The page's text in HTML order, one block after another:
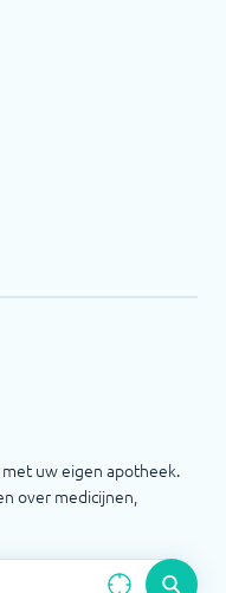
uw eigen apotheek.
over medicijnen,